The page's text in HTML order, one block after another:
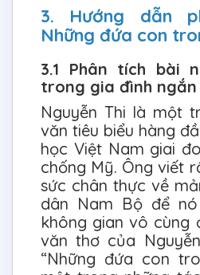
3. Hướng dẫn
Những đứa con
3.1 Phân tích bài
trong gia đình ngắn
Nguyễn Thi là một
văn tiêu biểu hàng
học Việt Nam giai
chống Mỹ. Ông viết
sức chân thực về
dân Nam Bộ để
không gian vô cùng
văn thơ của
“Những đứa con